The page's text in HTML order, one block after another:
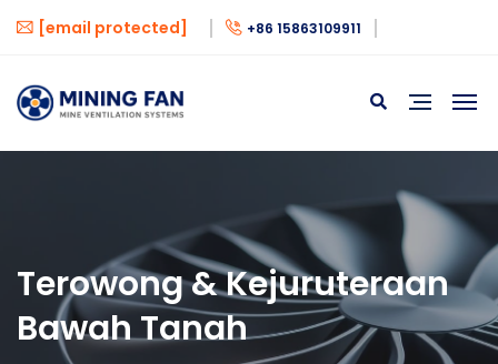
[email protected] +86 15863109911
Terowong & Kejuruteraan
Bawah Tanah